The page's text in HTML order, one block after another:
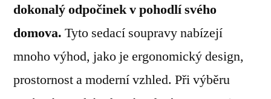
dokonalý odpočinek v pohodlí svého
domova. Tyto sedací soupravy nabízejí
mnoho výhod, jako je ergonomický design,
prostornost a moderní vzhled. Při výběru